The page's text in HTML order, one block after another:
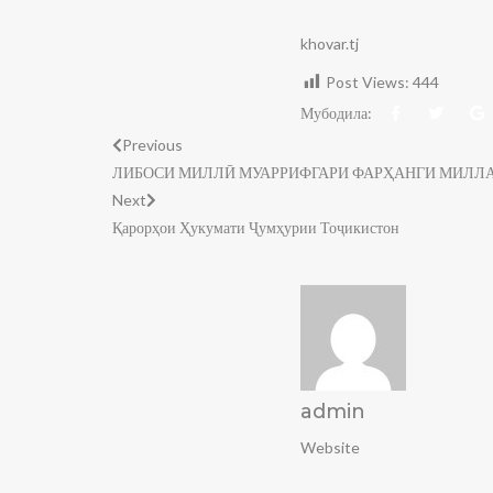
khovar.tj
Post Views: 444
Мубодила:
Previous
ЛИБОСИ МИЛЛӢ МУАРРИФГАРИ ФАРҲАНГИ
Next
Қарорҳои Ҳукумати Ҷумҳурии Тоҷикистон
admin
Website